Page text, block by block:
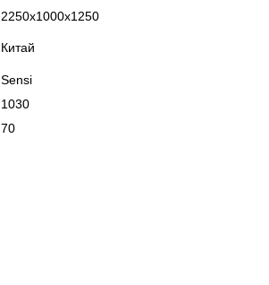
2250х1000х1250
Китай
Sensi
1030
70